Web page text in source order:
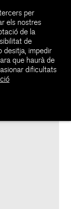
per
els nostres
de la
de
desitja, impedir
que haurà de
dificultats